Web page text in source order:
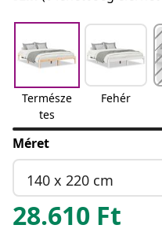
Természe
tes
Fehér
Méret
140 x 220 cm
28.610 Ft